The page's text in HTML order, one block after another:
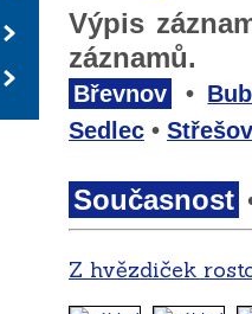
Výpis
záznamů.
Břevnov •
Sedlec •
Současnost
Z hvězdiček